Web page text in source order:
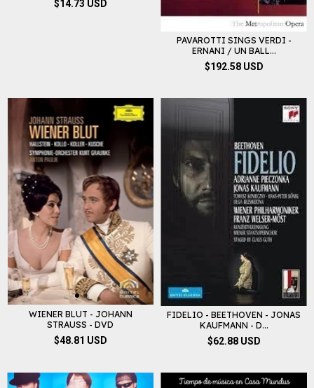
$14.73 USD
PAVAROTTI SINGS VERDI -
ERNANI / UN BALL...
$192.58 USD
WIENER BLUT - JOHANN
STRAUSS - DVD
$48.81 USD
FIDELIO - BEETHOVEN - JONAS
KAUFMANN - D...
$62.88 USD